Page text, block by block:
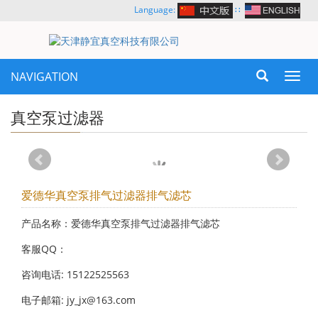
Language: ∷
NAVIGATION
真空泵过滤器
爱德华真空泵排气过滤器排气滤芯
产品名称：爱德华真空泵排气过滤器排气滤芯
客服QQ：
咨询电话: 15122525563
电子邮箱: jy_jx@163.com